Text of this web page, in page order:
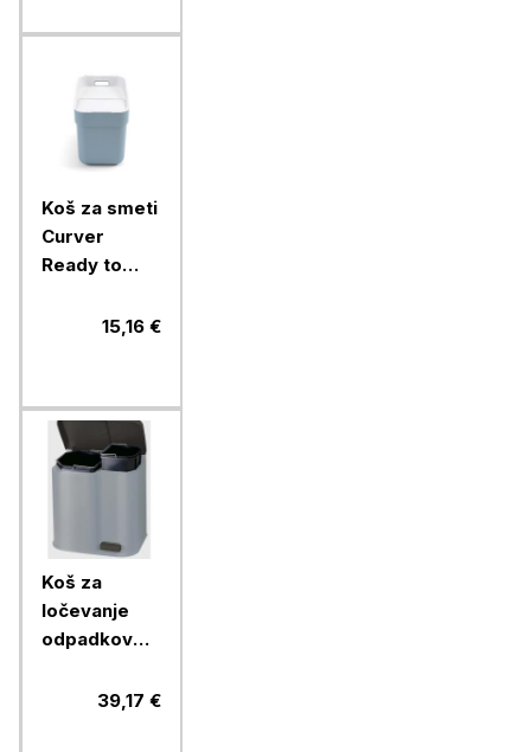
Koš za smeti
Curver
Ready to
15,16 €
Koš za
ločevanje
odpadkov
srebrno/an
39,17 €